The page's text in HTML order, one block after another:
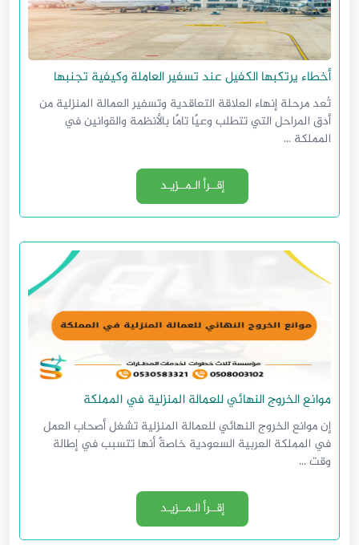
أخطاء يرتكبها الكفيل عند تسفير العاملة وكيفية تجنبها
تُعد مرحلة إنهاء العلاقة التعاقدية وتسفير العمالة المنزلية من
أدق المراحل التي تتطلب وعيًا تامًا بالأنظمة والقوانين في
المملكة ...
إقــرأ الـمــزيـد
موانع الخروج النهائي للعمالة المنزلية في المملكة
إن موانع الخروج النهائي للعمالة المنزلية تشغل أصحاب العمل
في المملكة العربية السعودية خاصةً أنها تتسبب في إطالة
وقت ...
إقــرأ الـمــزيـد